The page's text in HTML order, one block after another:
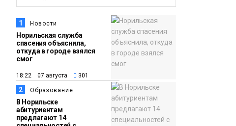
14:30
Новости
Ленинский проспект
частично закроют в
связи с Днём
рождения «Башни»
13:59
Новости
«Домик Хоббитов» и
«Самолёт в облаках»
появятся в Кайеркане
1 Новости
Норильская служба
спасения объяснила,
откуда в городе взялся
смог
18:22 07 августа 301
2 Образование
В Норильске
абитуриентам
предлагают 14